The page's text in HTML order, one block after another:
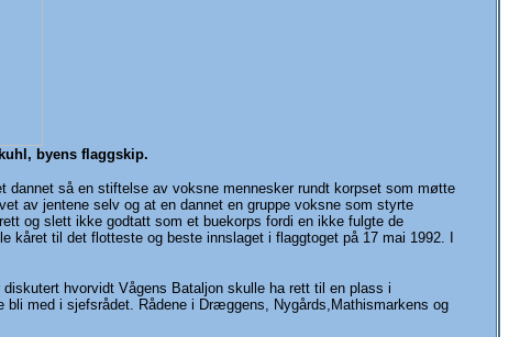
byens flaggskip.
så en stiftelse av voksne mennesker rundt korpset som møtte
av jentene selv og at en dannet en gruppe voksne som styrte
og slett ikke godtatt som et buekorps fordi en ikke fulgte de
til det flotteste og beste innslaget i flaggtoget på 17 mai 1992. I
hvorvidt Vågens Bataljon skulle ha rett til en plass i
med i sjefsrådet. Rådene i Dræggens, Nygårds,Mathismarkens og